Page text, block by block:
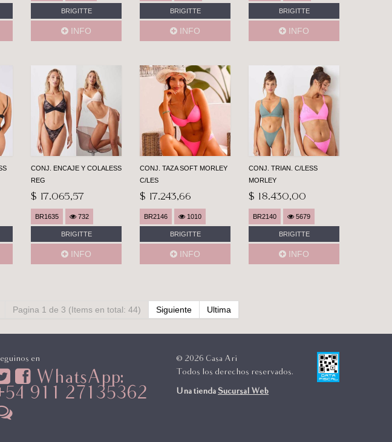
BRIGITTE
INFO
BRIGITTE
INFO
BRIGITTE
INFO
CONJ. ENCAJE Y COLALESS
REG
$ 17.065,57
BR1635 732
BRIGITTE
INFO
CONJ. TAZA SOFT MORLEY
C/LES
$ 17.243,66
BR2146 1010
BRIGITTE
INFO
CONJ. TRIAN. C/LESS
MORLEY
$ 18.430,00
BR2140 5679
BRIGITTE
INFO
Pagina 1 de 3 (Items en total: 44) Siguiente Ultima
en
WhatsApp:
911 27135362
© 2026 Casa Ari
Todos los derechos reservados.
Una tienda Sucursal Web